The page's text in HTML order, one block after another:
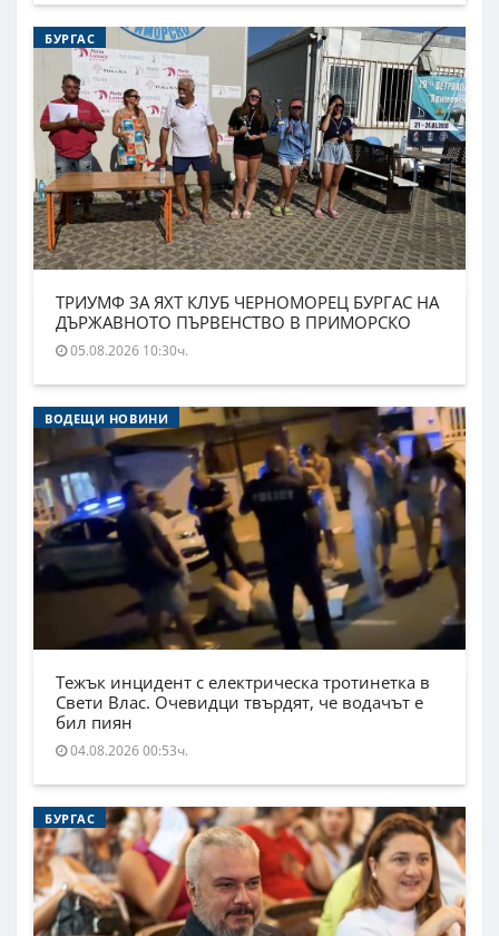
БУРГАС
ТРИУМФ ЗА ЯХТ КЛУБ ЧЕРНОМОРЕЦ БУРГАС НА
ДЪРЖАВНОТО ПЪРВЕНСТВО В ПРИМОРСКО
05.08.2026 10:30ч.
ВОДЕЩИ НОВИНИ
Тежък инцидент с електрическа тротинетка в
Свети Влас. Очевидци твърдят, че водачът е
бил пиян
04.08.2026 00:53ч.
БУРГАС